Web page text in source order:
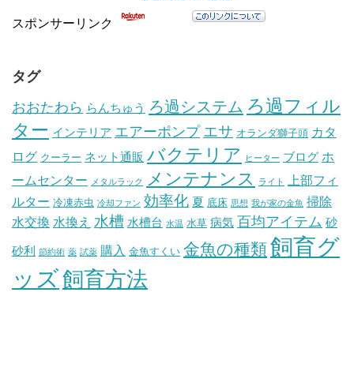
スポンサーリンク
タグ
おおたわら らんちゅう ろ過システム ろ過フィル
ター インテリア エアーポンプ エサ オランダ獅子頭 カタ
ログ クーラー ネット通販 バクテリア ヒーター ブログ ホ
ームセンター
メタルラック メンテナンス ライト
上部フィ
ルター 冷凍赤虫 冷却ファン 効率化 夏 底床 思想 我が家の金魚 掃除
水交換 水換え 水槽 水槽台 水温 水草 病気 百均アイテム 砂
砂利 節約術 薬 試薬 購入 金魚すくい 金魚の種類飼育グ
ッズ飼育方法